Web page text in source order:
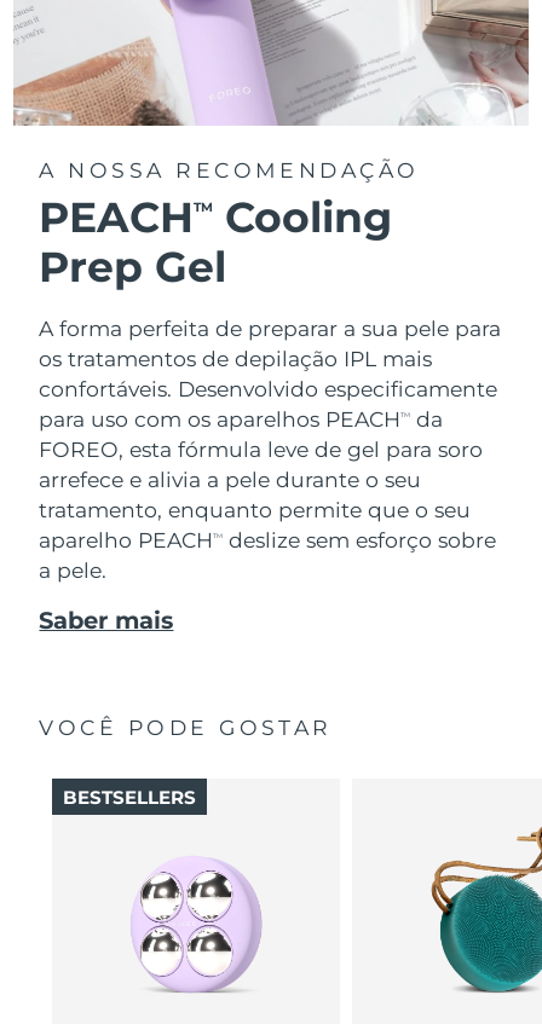
A NOSSA RECOMENDAÇÃO
PEACHTM
Cooling
Prep Gel
A forma perfeita de preparar a sua pele para
os tratamentos de depilação IPL mais
confortáveis. Desenvolvido especificamente
para uso com os aparelhos PEACHTM
da
FOREO, esta fórmula leve de gel para soro
arrefece e alivia a pele durante o seu
tratamento, enquanto permite que o seu
aparelho PEACHTM
deslize sem esforço sobre
a pele.
Saber mais
VOCÊ PODE GOSTAR
BESTSELLERS